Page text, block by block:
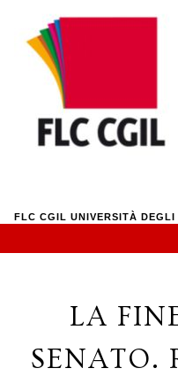
content
FLC CGIL UNIVERSITÀ
LA
SENATO.